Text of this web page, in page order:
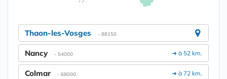
Thaon-les-Vosges - 88150
➔ à 52 km.
Nancy - 54000
➔ à 72 km.
Colmar - 68000